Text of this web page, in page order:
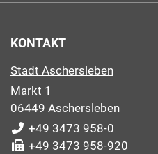
KONTAKT
Stadt Aschersleben
Markt 1
06449 Aschersleben
+49 3473 958-0
+49 3473 958-920